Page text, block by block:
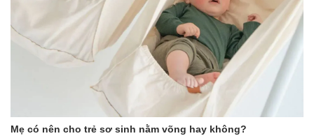
Mẹ có nên cho trẻ sơ sinh nằm võng hay không?